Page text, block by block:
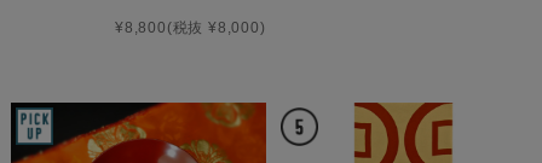
¥8,800 (税抜 ¥8,000)